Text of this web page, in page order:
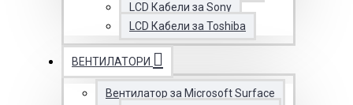
LCD Кабели за Sony
LCD Кабели за Toshiba
ВЕНТИЛАТОРИ
Вентилатор за Microsoft Surface